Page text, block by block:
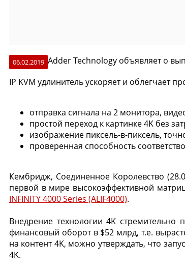
06.02.2019 Adder Technology объявляет о
IP KVM удлинитель ускоряет и облегчает
отправка сигнала на 2 монитора,
простой переход к картинке 4K без
изображение пиксель-в-пиксель,
проверенная способность
Кембридж, Соединенное Королевство
первой в мире высокоэффективной
INFINITY 4000 Series (ALIF4000).
Внедрение технологии 4K стремительно
финансовый оборот в $52 млрд, т.е.
на контент 4K, можно утверждать, что
4K.